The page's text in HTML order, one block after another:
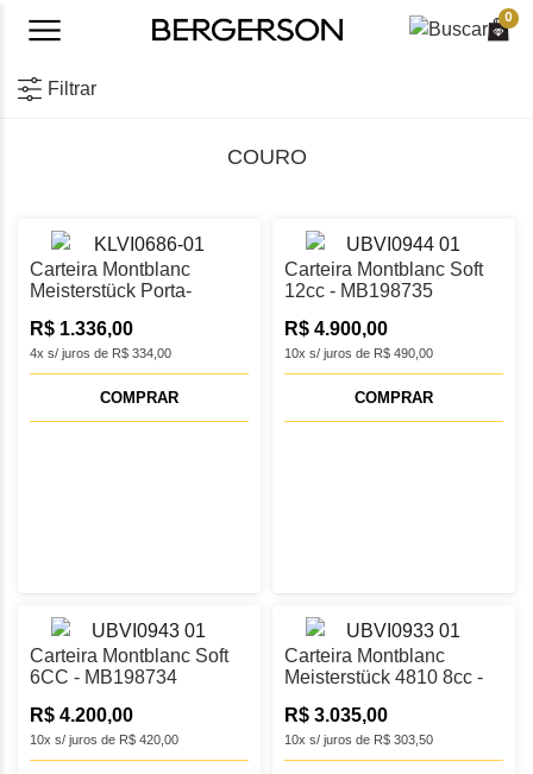
0
Filtrar
COURO
Carteira Montblanc
Meisterstück Porta-
4x s/ juros de R$ 334,00
R$ 1.336,00
COMPRAR
Carteira Montblanc Soft
12cc - MB198735
10x s/ juros de R$ 490,00
R$ 4.900,00
COMPRAR
Carteira Montblanc Soft
6CC - MB198734
10x s/ juros de R$ 420,00
R$ 4.200,00
Carteira Montblanc
Meisterstück 4810 8cc -
10x s/ juros de R$ 303,50
R$ 3.035,00